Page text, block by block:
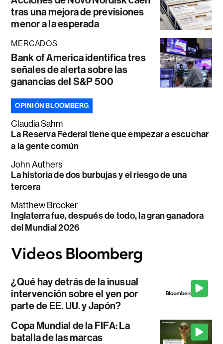
tras una mejora de previsiones
menor a la esperada
MERCADOS
Bank of America identifica tres
señales de alerta sobre las
ganancias del S&P 500
OPINIÓN BLOOMBERG
Claudia Sahm
La Reserva Federal tiene que empezar a escuchar
a la gente común
John Authers
La historia de dos burbujas y el riesgo de una
tercera
Matthew Brooker
Inglaterra fue, después de todo, la gran ganadora
del Mundial 2026
¿Qué hay detrás de la inusual
intervención sobre el yen por
parte de EE. UU. y Japón?
Copa Mundial de la FIFA: La
batalla de las marcas